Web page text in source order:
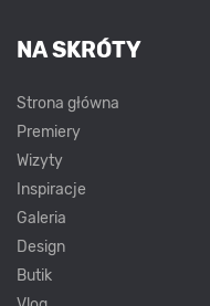
NA SKRÓTY
Strona główna
Premiery
Wizyty
Inspiracje
Galeria
Design
Butik